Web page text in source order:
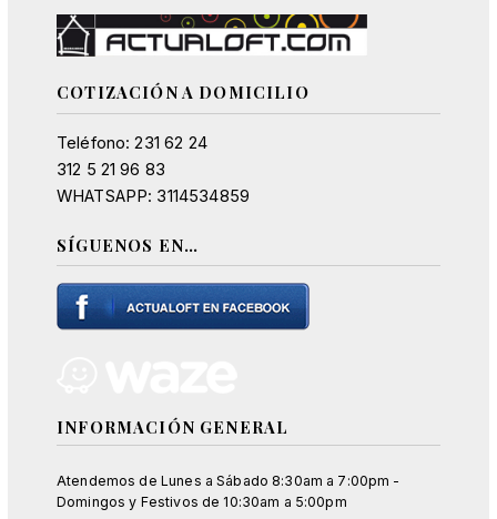
COTIZACIÓN A DOMICILIO
Teléfono: 231 62 24
312 5 21 96 83
WHATSAPP: 3114534859
SÍGUENOS EN…
INFORMACIÓN GENERAL
Atendemos de Lunes a Sábado 8:30am a 7:00pm -
Domingos y Festivos de 10:30am a 5:00pm